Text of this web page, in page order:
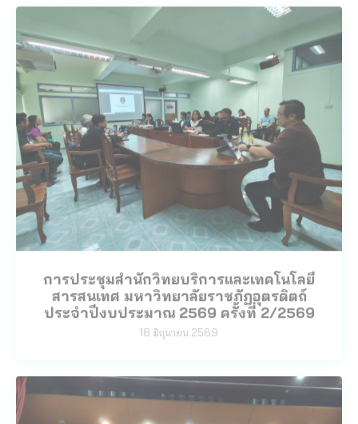
การประชุมสำนักวิทยบริการและเทคโนโลยี
สารสนเทศ มหาวิทยาลัยราชภัฏอุตรดิตถ์
ประจำปีงบประมาณ 2569 ครั้งที่ 2/2569
18 มิถุนายน 2569